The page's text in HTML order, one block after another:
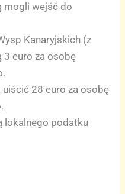
mogli wejść do
Kanaryjskich (z
3 euro za osobę
28 euro za osobę
lokalnego podatku